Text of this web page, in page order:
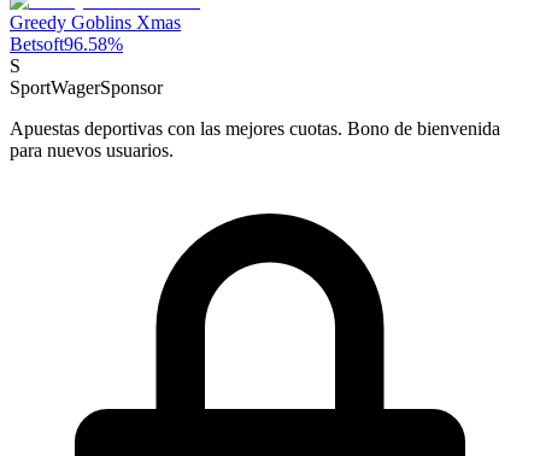
Greedy Goblins Xmas
Betsoft96.58%
S
SportWagerSponsor
Apuestas deportivas con las mejores cuotas. Bono de bienvenida
para nuevos usuarios.